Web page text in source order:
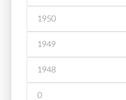
1950
1949
1948
0